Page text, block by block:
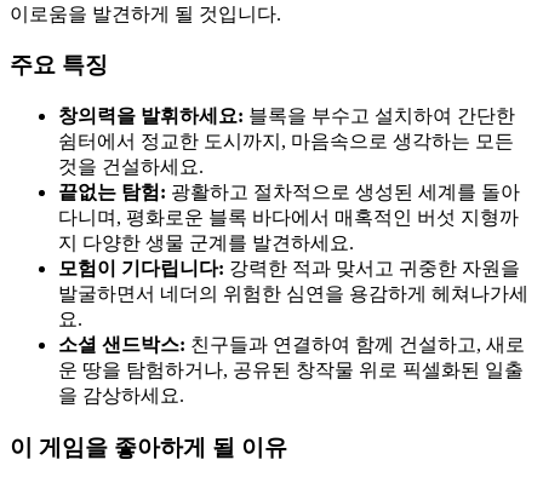
이로움을 발견하게 될 것입니다.
주요 특징
창의력을 발휘하세요: 블록을 부수고 설치하여 간단한
쉼터에서 정교한 도시까지, 마음속으로 생각하는 모든
것을 건설하세요.
끝없는 탐험: 광활하고 절차적으로 생성된 세계를 돌아
다니며, 평화로운 블록 바다에서 매혹적인 버섯 지형까
지 다양한 생물 군계를 발견하세요.
모험이 기다립니다: 강력한 적과 맞서고 귀중한 자원을
발굴하면서 네더의 위험한 심연을 용감하게 헤쳐나가세
요.
소셜 샌드박스: 친구들과 연결하여 함께 건설하고, 새로
운 땅을 탐험하거나, 공유된 창작물 위로 픽셀화된 일출
을 감상하세요.
이 게임을 좋아하게 될 이유